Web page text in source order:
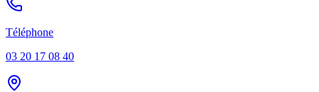
Téléphone
03 20 17 08 40